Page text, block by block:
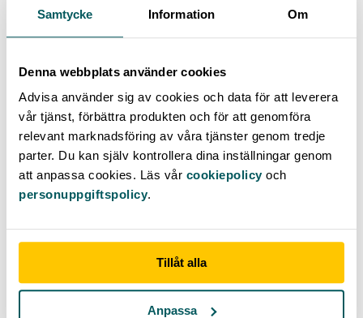
Samtycke Information Om
Denna webbplats använder cookies
Advisa använder sig av cookies och data för att leverera
vår tjänst, förbättra produkten och för att genomföra
relevant marknadsföring av våra tjänster genom tredje
parter. Du kan själv kontrollera dina inställningar genom
att anpassa cookies. Läs vår cookiepolicyoch
personuppgiftspolicy.
Tillåt alla
Anpassa
enbart vid enstaka tillfällen som överlåtelse kan ske och
uppskovsbeloppet överförs till den nya ägaren.
Kvitta mot förlust
Om den nya bostaden säljs med förlust kan denna förlust helt eller
delvis kvittas mot befintligt uppskovsbelopp. Både försäljning och
återföring av uppskov noteras på samma deklaration. Finns inte
möjligheten att kvitta förlusten mot tidigare vinst kan enbart 50 % av
förlusten användas som avdrag.
Frivillig återföring
anges i deklarationen varpå detta skattegrundande belopp ligger till
grund för vilken vinstskatt som ska betalas. Det kan exempelvis ske
vid ändrade skatteregler eller om en person önskar betala sin
vinstskatt över flera år.